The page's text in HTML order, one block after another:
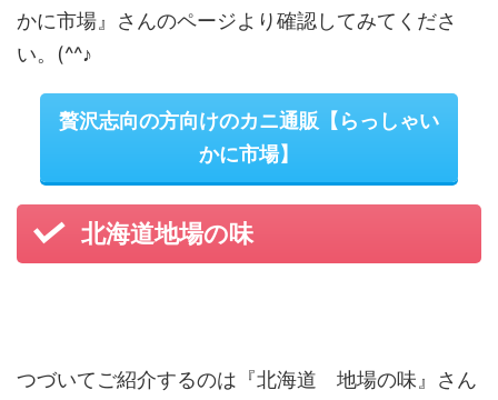
かに市場』さんのページより確認してみてくださ
い。(^^♪
贅沢志向の方向けのカニ通販【らっしゃい
かに市場】
北海道地場の味
つづいてご紹介するのは『北海道 地場の味』さん